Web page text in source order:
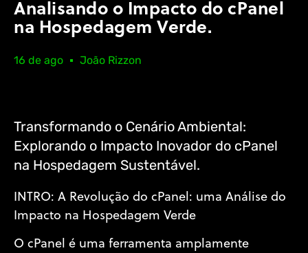
Analisando o Impacto do cPanel
na Hospedagem Verde.
16 de ago João Rizzon
Transformando o Cenário Ambiental:
Explorando o Impacto Inovador do cPanel
na Hospedagem Sustentável.
INTRO: A Revolução do cPanel: uma Análise do
Impacto na Hospedagem Verde
O cPanel é uma ferramenta amplamente